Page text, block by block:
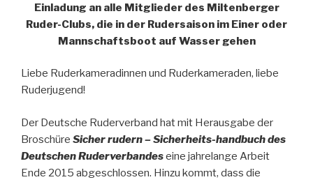
Einladung an alle Mitglieder des Miltenberger
Ruder-Clubs, die in der Rudersaison im Einer oder
Mannschaftsboot auf Wasser gehen
Liebe Ruderkameradinnen und Ruderkameraden, liebe
Ruderjugend!
Der Deutsche Ruderverband hat mit Herausgabe der
Broschüre Sicher rudern – Sicherheits-handbuch des
Deutschen Ruderverbandeseine jahrelange Arbeit
Ende 2015 abgeschlossen. Hinzu kommt, dass die